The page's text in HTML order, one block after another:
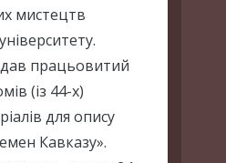
мистецтв
працьовитий
(із 44-х)
для опису
Кавказу».